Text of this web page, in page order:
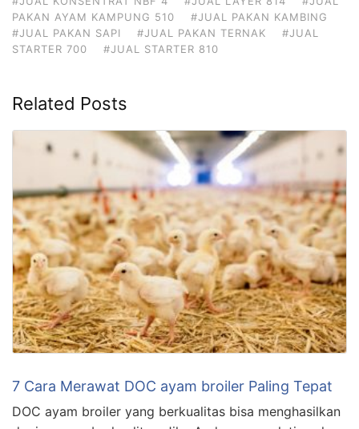
PAKAN AYAM KAMPUNG 510
#JUAL PAKAN KAMBING
#JUAL PAKAN SAPI
#JUAL PAKAN TERNAK
#JUAL
STARTER 700
#JUAL STARTER 810
Related Posts
7 Cara Merawat DOC ayam broiler Paling Tepat
DOC ayam broiler yang berkualitas bisa menghasilkan